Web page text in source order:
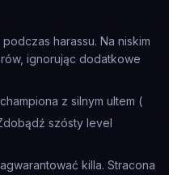
harassu. Na niskim
ignorując dodatkowe
z silnym ultem (
szósty level
killa. Stracona